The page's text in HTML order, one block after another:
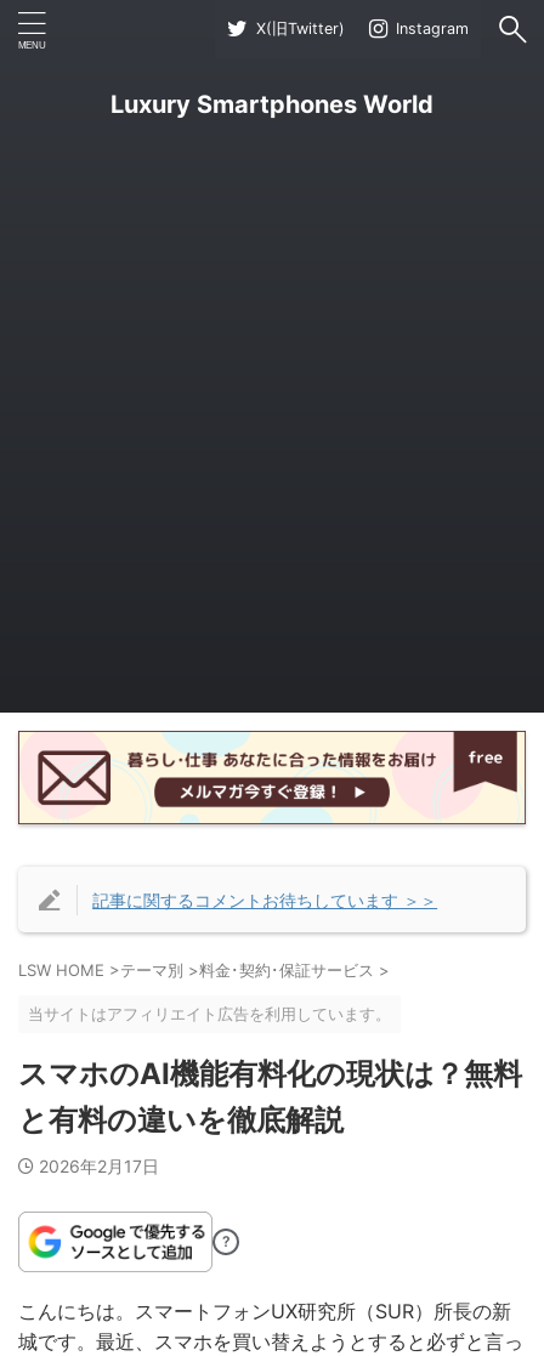
X(旧Twitter) Instagram
Luxury Smartphones World
記事に関するコメントお待ちしています ＞＞
LSW HOME >テーマ別 >料金･契約･保証サービス >
当サイトはアフィリエイト広告を利用しています。
スマホのAI機能有料化の現状は？無料
と有料の違いを徹底解説
2026年2月17日
?
こんにちは。スマートフォンUX研究所（SUR）所長の新
城です。最近、スマホを買い替えようとすると必ずと言っ